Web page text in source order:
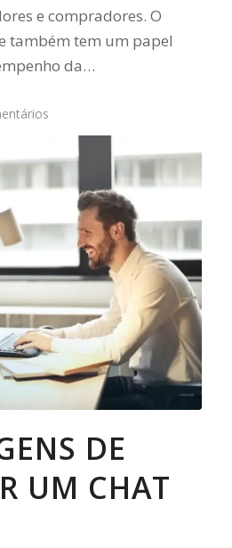
e compradores. O
também tem um papel
da…
DE
UM CHAT